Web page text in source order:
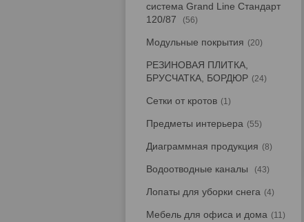
система Grand Line Стандарт
120/87
56
Модульные покрытия 20
РЕЗИНОВАЯ ПЛИТКА,
БРУСЧАТКА, БОРДЮР
24
Сетки от кротов 1
Предметы интерьера 55
Диаграммная продукция 8
Водоотводные каналы 43
Лопаты для уборки снега 4
Мебель для офиса и дома 11